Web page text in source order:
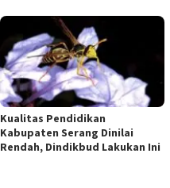
Kualitas Pendidikan
Kabupaten Serang Dinilai
Rendah, Dindikbud Lakukan Ini